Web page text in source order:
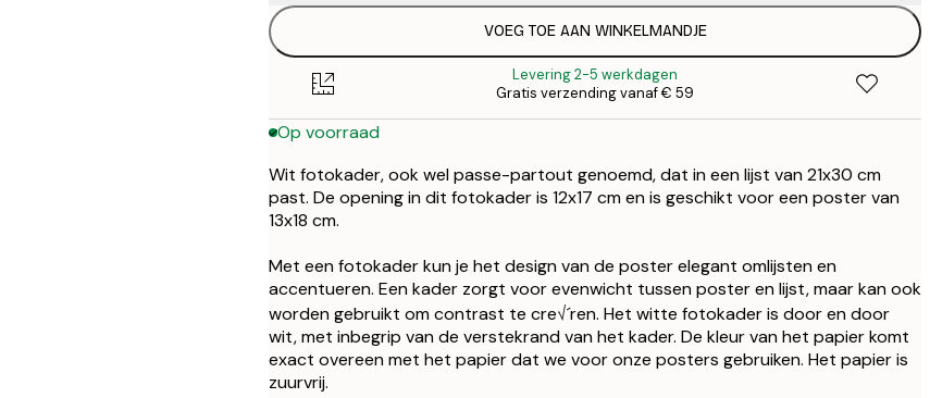
€
VOEG TOE AAN WINKELMANDJE
Levering 2-5 werkdagen
Gratis verzending vanaf € 59
Op voorraad
Wit fotokader, ook wel passe-partout genoemd, dat in een lijst van 21x30 cm
past. De opening in dit fotokader is 12x17 cm en is geschikt voor een poster van
13x18 cm.
Met een fotokader kun je het design van de poster elegant omlijsten en
accentueren. Een kader zorgt voor evenwicht tussen poster en lijst, maar kan ook
worden gebruikt om contrast te cre√´ren. Het witte fotokader is door en door
wit, met inbegrip van de verstekrand van het kader. De kleur van het papier komt
exact overeen met het papier dat we voor onze posters gebruiken. Het papier is
zuurvrij.